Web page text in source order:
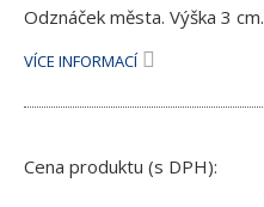
Odznáček města. Výška 3 cm.
VÍCE INFORMACÍ
Cena produktu (s DPH):